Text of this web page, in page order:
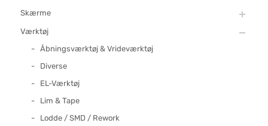
Skærme
Værktøj
Åbningsværktøj & Vrideværktøj
Diverse
EL-Værktøj
Lim & Tape
Lodde / SMD / Rework